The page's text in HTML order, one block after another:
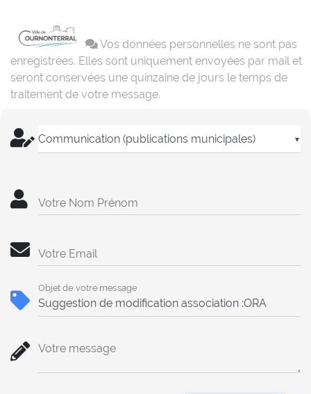
Vos données personnelles ne sont pas
enregistrées. Elles sont uniquement envoyées par mail et
seront conservées une quinzaine de jours le temps de
traitement de votre message.
▼
Votre Nom Prénom
Votre Email
Objet de votre message
Votre message